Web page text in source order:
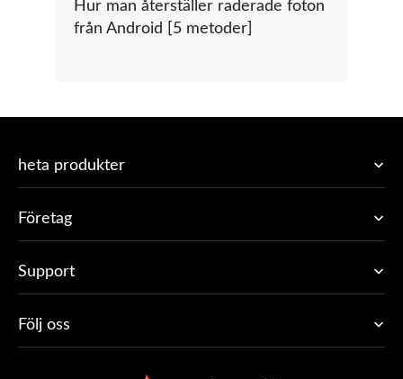
Hur man återställer raderade foton
från Android [5 metoder]
heta produkter
Företag
Support
Följ oss